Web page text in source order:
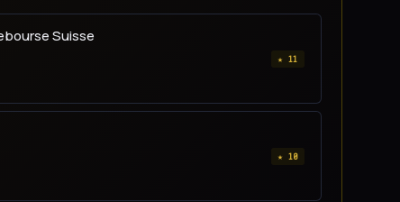
Suisse
★ 11
★ 10